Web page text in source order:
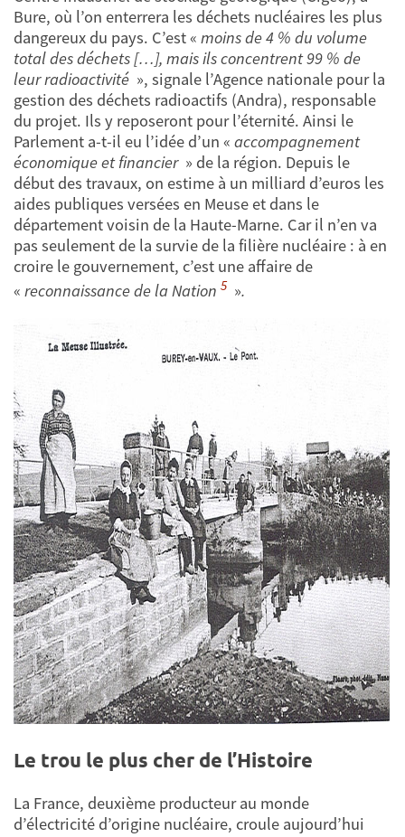
Bure, où l’on enterrera les déchets nucléaires les plus
dangereux du pays. C’est « moins de 4 % du volume
total des déchets […], mais ils concentrent 99 % de
leur radioactivité », signale l’Agence nationale pour la
gestion des déchets radioactifs (Andra), responsable
du projet. Ils y reposeront pour l’éternité. Ainsi le
Parlement a-t-il eu l’idée d’un « accompagnement
économique et financier » de la région. Depuis le
début des travaux, on estime à un milliard d’euros les
aides publiques versées en Meuse et dans le
département voisin de la Haute-Marne. Car il n’en va
pas seulement de la survie de la filière nucléaire : à en
croire le gouvernement, c’est une affaire de
« reconnaissance de la Nation 5 ».
Le trou le plus cher de l’Histoire
La France, deuxième producteur au monde
d’électricité d’origine nucléaire, croule aujourd’hui